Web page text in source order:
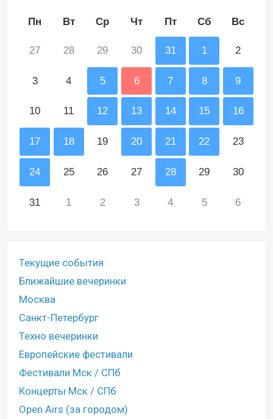
Пн Вт Ср Чт Пт Сб Вс
27 28 29 30 31 1 2
3 4 5 6 7 8 9
10 11 12 13 14 15 16
17 18 19 20 21 22 23
24 25 26 27 28 29 30
31 1 2 3 4 5 6
Текущие события
Ближайшие вечеринки
Москва
Санкт-Петербург
Техно вечеринки
Европейские фестивали
Фестивали Мск / СПб
Концерты Мск / СПб
Open Airs (за городом)